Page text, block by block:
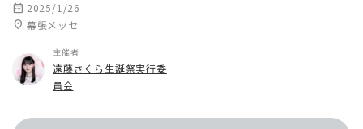
calendar_month 2025/1/26
location_on 幕張メッセ
主催者
遠藤さくら生誕祭実行委
員会